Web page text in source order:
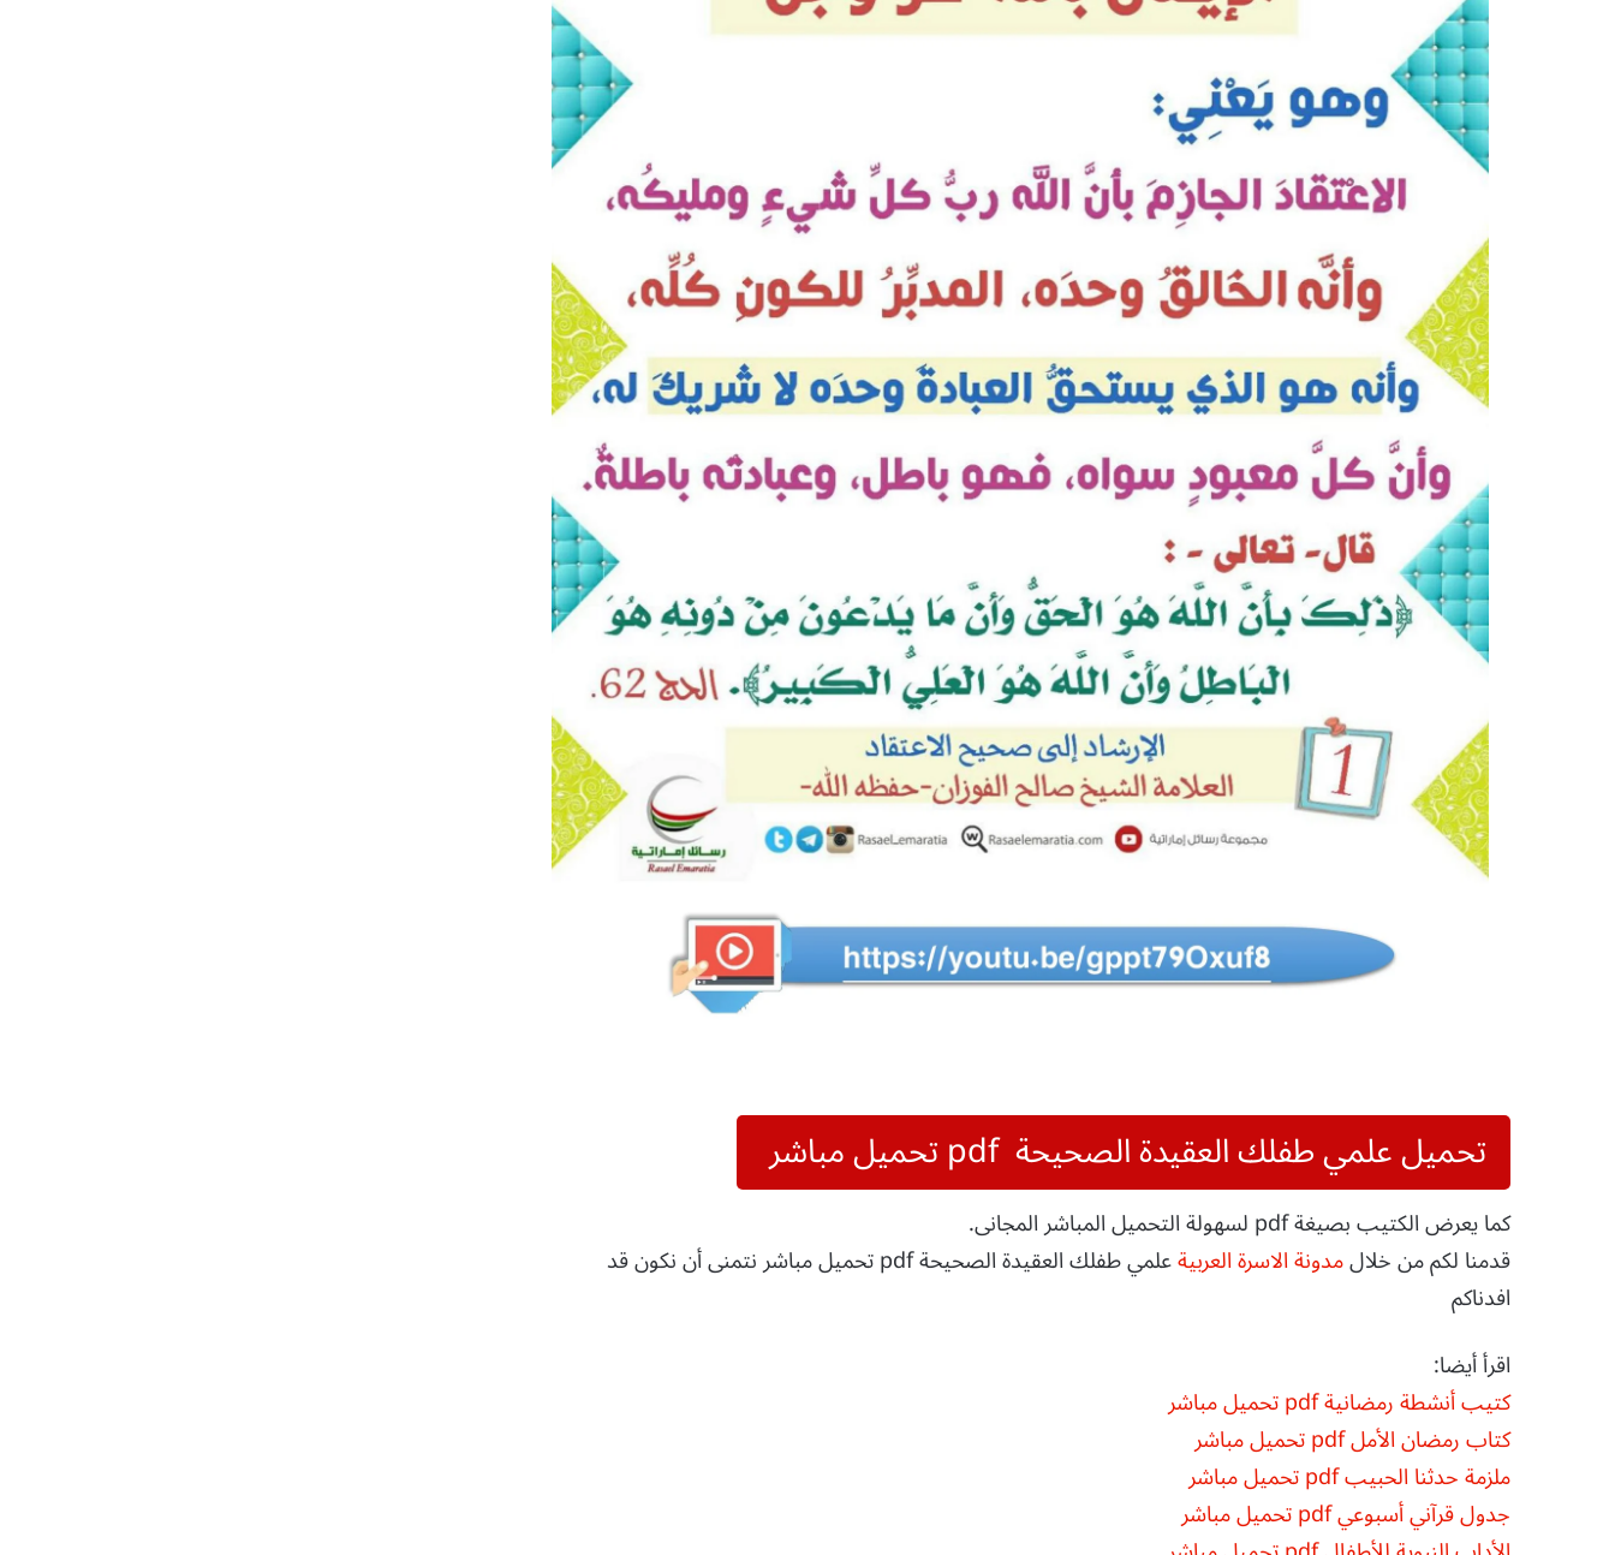
تحميل علمي طفلك العقيدة الصحيحة pdf تحميل مباشر
كما يعرض الكتيب بصيغة pdf لسهولة التحميل المباشر المجانى.
قدمنا لكم من خلالمدونة الاسرة العربية
علمي طفلك العقيدة الصحيحة pdf تحميل مباشر نتمنى أن نكون قد
افدناكم
اقرأ أيضا:
كتيب أنشطة رمضانية pdf تحميل مباشر
كتاب رمضان الأمل pdf تحميل مباشر
ملزمة حدثنا الحبيب pdf تحميل مباشر
جدول قرآني أسبوعي pdf تحميل مباشر